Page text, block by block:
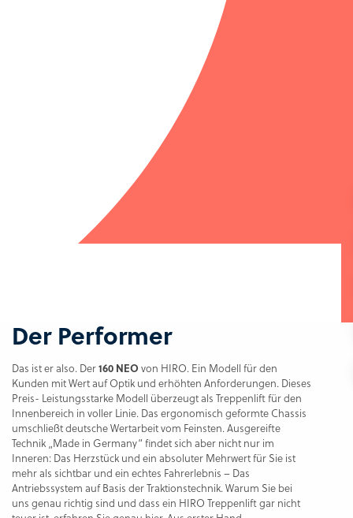
Der Performer
Das ist er also. Der160 NEO von HIRO. Ein Modell für den
Kunden mit Wert auf Optik und erhöhten Anforderungen. Dieses
Preis- Leistungsstarke Modell überzeugt als Treppenlift für den
Innenbereich in voller Linie. Das ergonomisch geformte Chassis
umschließt deutsche Wertarbeit vom Feinsten. Ausgereifte
Technik „Made in Germany“ findet sich aber nicht nur im
Inneren: Das Herzstück und ein absoluter Mehrwert für Sie ist
mehr als sichtbar und ein echtes Fahrerlebnis – Das
Antriebssystem auf Basis der Traktionstechnik. Warum Sie bei
uns genau richtig sind und dass ein HIRO Treppenlift gar nicht